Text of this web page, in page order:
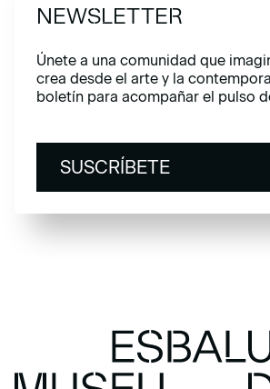
NEWSLETTER
Únete a una comunidad que
crea desde el arte y la
boletín para acompañar el pulso
SUSCRÍBETE
SUSCRÍBETE